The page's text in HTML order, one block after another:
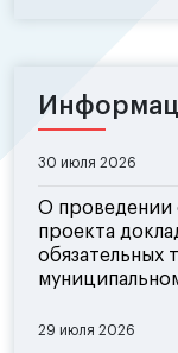
30 июля 2026
О проведении
проекта
обязательных
29 июля 2026